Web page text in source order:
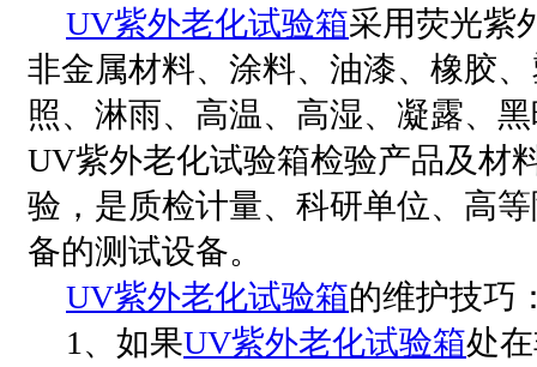
UV紫外老化试验箱采用荧光紫
非金属材料、涂料、油漆、橡胶
照、淋雨、高温、高湿、凝露、
UV紫外老化试验箱检验产品及材
验，是质检计量、科研单位、高
备的测试设备。
UV紫外老化试验箱的维护技巧
1、如果UV紫外老化试验箱处